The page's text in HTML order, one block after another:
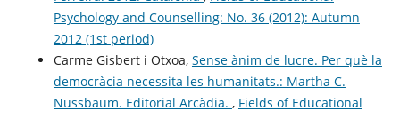
Psychology and Counselling: No. 36 (2012): Autumn
2012 (1st period)
Carme Gisbert i Otxoa, Sense ànim de lucre. Per què la
democràcia necessita les humanitats.: Martha C.
Nussbaum. Editorial Arcàdia. , Fields of Educational